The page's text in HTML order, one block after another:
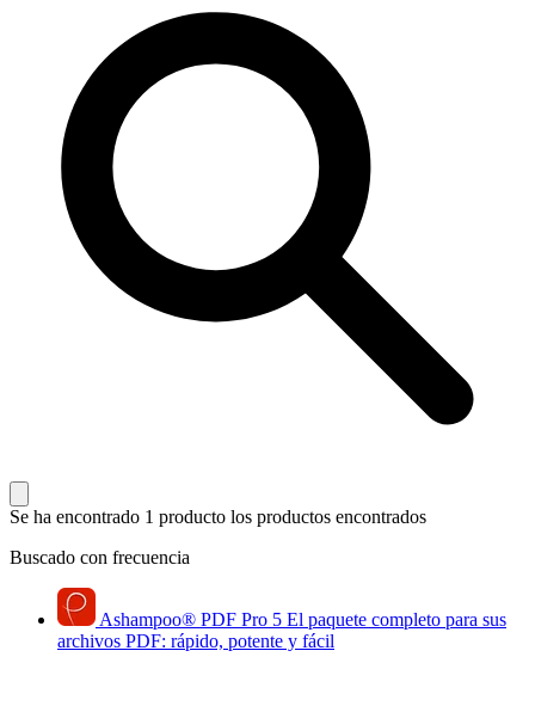
Se ha encontrado 1 producto los productos encontrados
Buscado con frecuencia
Ashampoo® PDF Pro 5 El paquete completo para sus
archivos PDF: rápido, potente y fácil